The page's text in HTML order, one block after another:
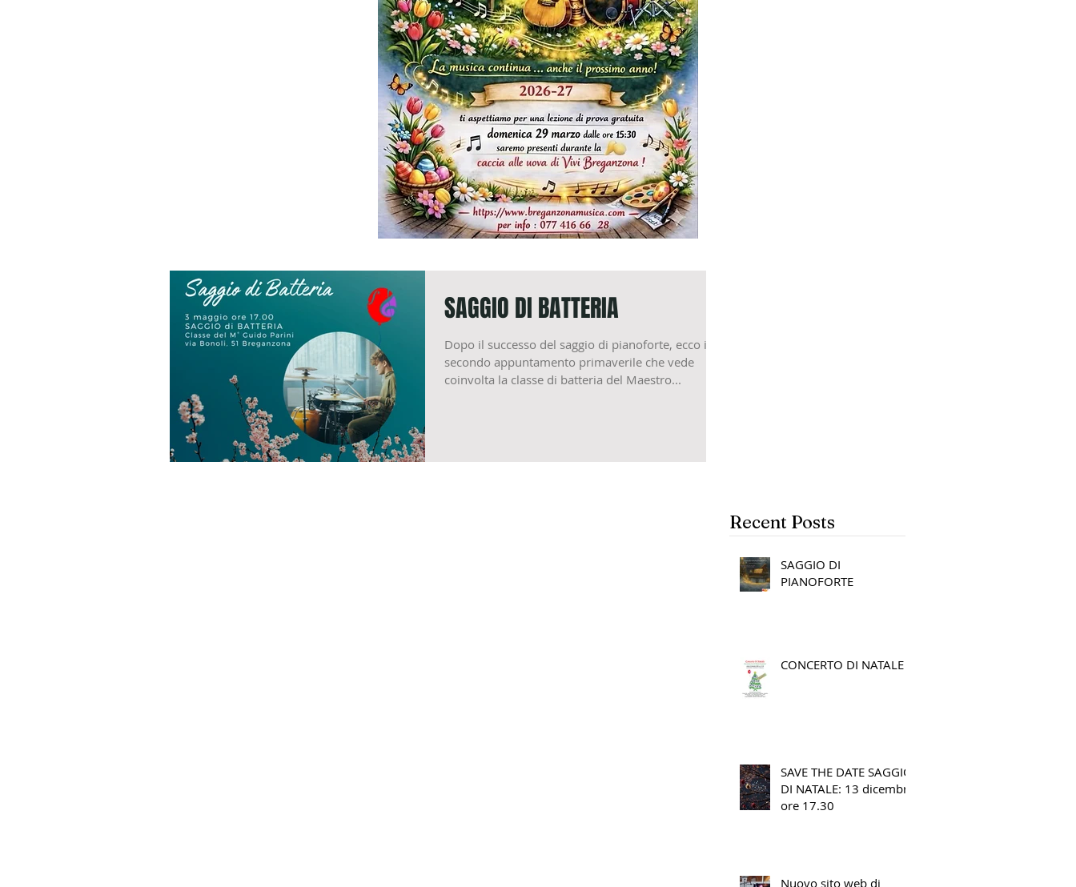
SAGGIO DI BATTERIA
Dopo il successo del saggio di pianoforte, ecco il
secondo appuntamento primaverile che vede
coinvolta la classe di batteria del Maestro...
Recent Posts
SAGGIO DI
PIANOFORTE
CONCERTO DI NATALE
SAVE THE DATE SAGGIO
DI NATALE: 13 dicembre
ore 17.30
Nuovo sito web di